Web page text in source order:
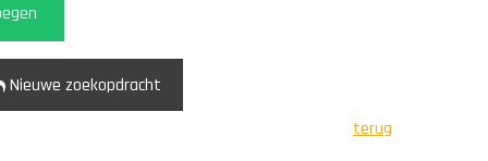
Nieuwe zoekopdracht
terug